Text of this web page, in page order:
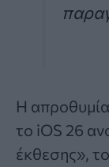
Η
το iOS 26
έκθεσης»,